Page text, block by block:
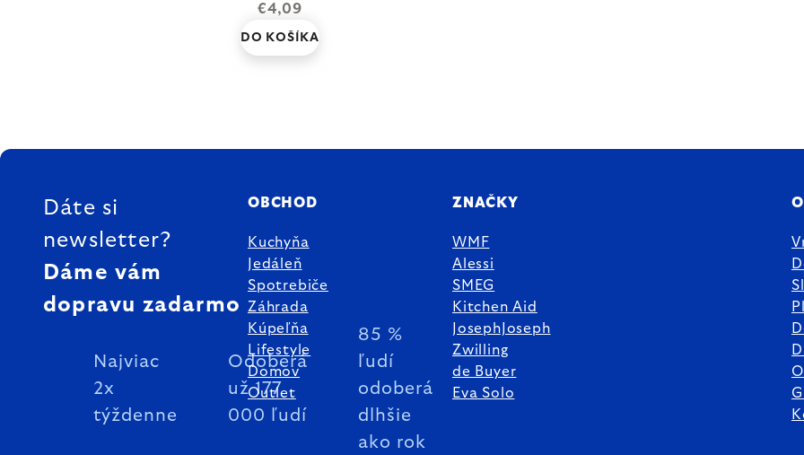
€4,09
DO KOŠÍKA
ZÁPÄTIE
Dáte si
newsletter?
Dáme vám
dopravu zadarmo
Najviac
2x
týždenne
Odoberá
už 177
000 ľudí
85 %
ľudí
odoberá
dlhšie
ako rok
OBCHOD
Kuchyňa
Jedáleň
Spotrebiče
Záhrada
Kúpeľňa
Lifestyle
Domov
Outlet
ZNAČKY
WMF
Alessi
SMEG
Kitchen Aid
JosephJoseph
Zwilling
de Buyer
Eva Solo